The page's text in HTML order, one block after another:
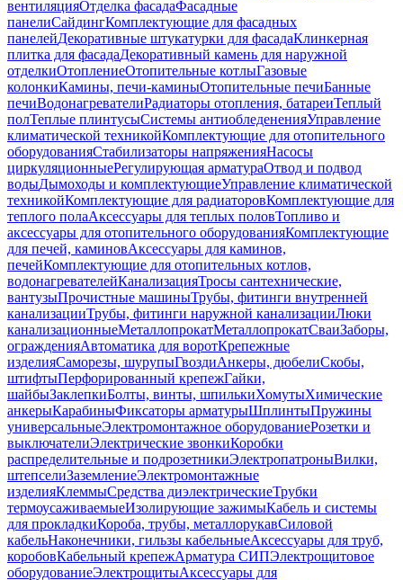
вентиляцияОтделка фасадаФасадные
панелиСайдингКомплектующие для фасадных
панелейДекоративные штукатурки для фасадаКлинкерная
плитка для фасадаДекоративный камень для наружной
отделкиОтоплениеОтопительные котлыГазовые
колонкиКамины, печи-каминыОтопительные печиБанные
печиВодонагревателиРадиаторы отопления, батареиТеплый
полТеплые плинтусыСистемы антиобледененияУправление
климатической техникойКомплектующие для отопительного
оборудованияСтабилизаторы напряженияНасосы
циркуляционныеРегулирующая арматураОтвод и подвод
водыДымоходы и комплектующиеУправление климатической
техникойКомплектующие для радиаторовКомплектующие для
теплого полаАксессуары для теплых половТопливо и
аксессуары для отопительного оборудованияКомплектующие
для печей, каминовАксессуары для каминов,
печейКомплектующие для отопительных котлов,
водонагревателейКанализацияТросы сантехнические,
вантузыПрочистные машиныТрубы, фитинги внутренней
канализацииТрубы, фитинги наружной канализацииЛюки
канализационныеМеталлопрокатМеталлопрокатСваиЗаборы,
огражденияАвтоматика для воротКрепежные
изделияСаморезы, шурупыГвоздиАнкеры, дюбелиСкобы,
штифтыПерфорированный крепежГайки,
шайбыЗаклепкиБолты, винты, шпилькиХомутыХимические
анкерыКарабиныФиксаторы арматурыШплинтыПружины
универсальныеЭлектромонтажное оборудованиеРозетки и
выключателиЭлектрические звонкиКоробки
распределительные и подрозетникиЭлектропатроныВилки,
штепселиЗаземлениеЭлектромонтажные
изделияКлеммыСредства диэлектрическиеТрубки
термоусаживаемыеИзолирующие зажимыКабель и системы
для прокладкиКороба, трубы, металлорукавСиловой
кабельНаконечники, гильзы кабельныеАксессуары для труб,
коробовКабельный крепежАрматура СИПЭлектрощитовое
оборудованиеЭлектрощитыАксессуары для